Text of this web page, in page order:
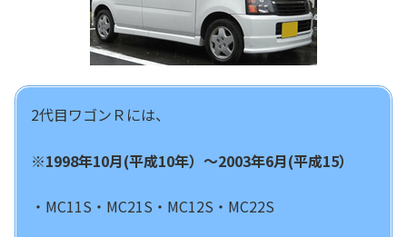
2代目ワゴンＲには、
※1998年10月(平成10年）～2003年6月(平成15）
・MC11S・MC21S・MC12S・MC22S